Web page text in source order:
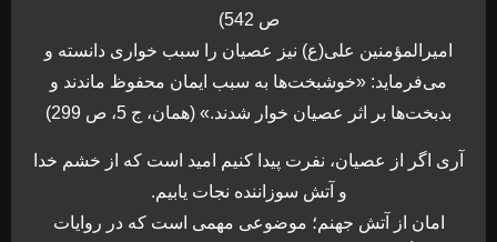
ص 542)
اميرالمؤمنين علی(ع) نيز عصيان را سبب خواری دانسته و
می‌فرمايد: «خوشبخت‌ها به سبب ايمان محفوظ ماندند و
بدبخت‌ها بر اثر عصيان خوار شدند.» (همان، ج 5، ص 299)
آری اگر از عصيان، نفرت پيدا كنيم اميد است كه از خشم خدا
و آتش سوزاننده نجات يابيم.
امان از آتش جهنم؛ موضوعی مهمی است که در روايات